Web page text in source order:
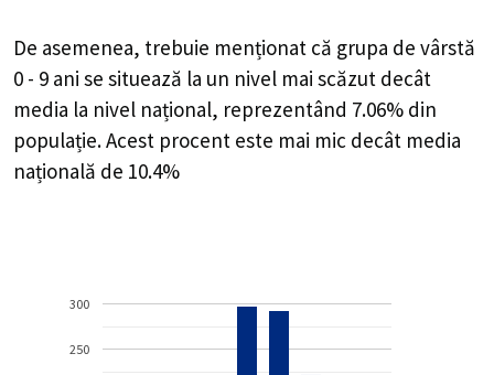
De asemenea, trebuie menționat că grupa de vârstă
0 - 9 ani se situează la un nivel mai scăzut decât
media la nivel național, reprezentând 7.06% din
populație. Acest procent este mai mic decât media
națională de 10.4%
250
300